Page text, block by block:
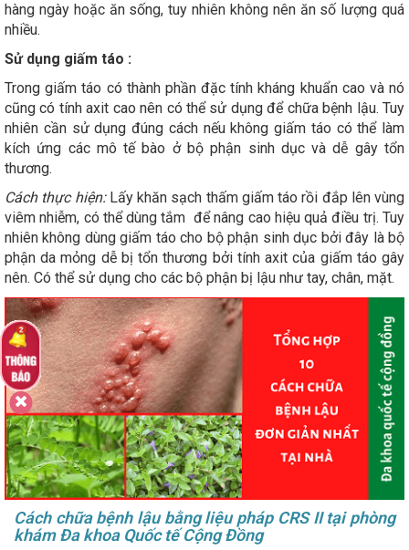
hàng ngày hoặc ăn sống, tuy nhiên không nên ăn số lượng quá
nhiều.
Sử dụng giấm táo :
Trong giấm táo có thành phần đặc tính kháng khuẩn cao và nó
cũng có tính axit cao nên có thể sử dụng để chữa bệnh lậu. Tuy
nhiên cần sử dụng đúng cách nếu không giấm táo có thể làm
kích ứng các mô tế bào ở bộ phận sinh dục và dễ gây tổn
thương.
Cách thực hiện: Lấy khăn sạch thấm giấm táo rồi đắp lên vùng
viêm nhiễm, có thể dùng tắm để nâng cao hiệu quả điều trị. Tuy
nhiên không dùng giấm táo cho bộ phận sinh dục bởi đây là bộ
phận da mỏng dễ bị tổn thương bởi tính axit của giấm táo gây
nên. Có thể sử dụng cho các bộ phận bị lậu như tay, chân, mặt.
Cách chữa bệnh lậu bằng liệu pháp CRS II tại phòng
khám Đa khoa Quốc tế Cộng Đồng